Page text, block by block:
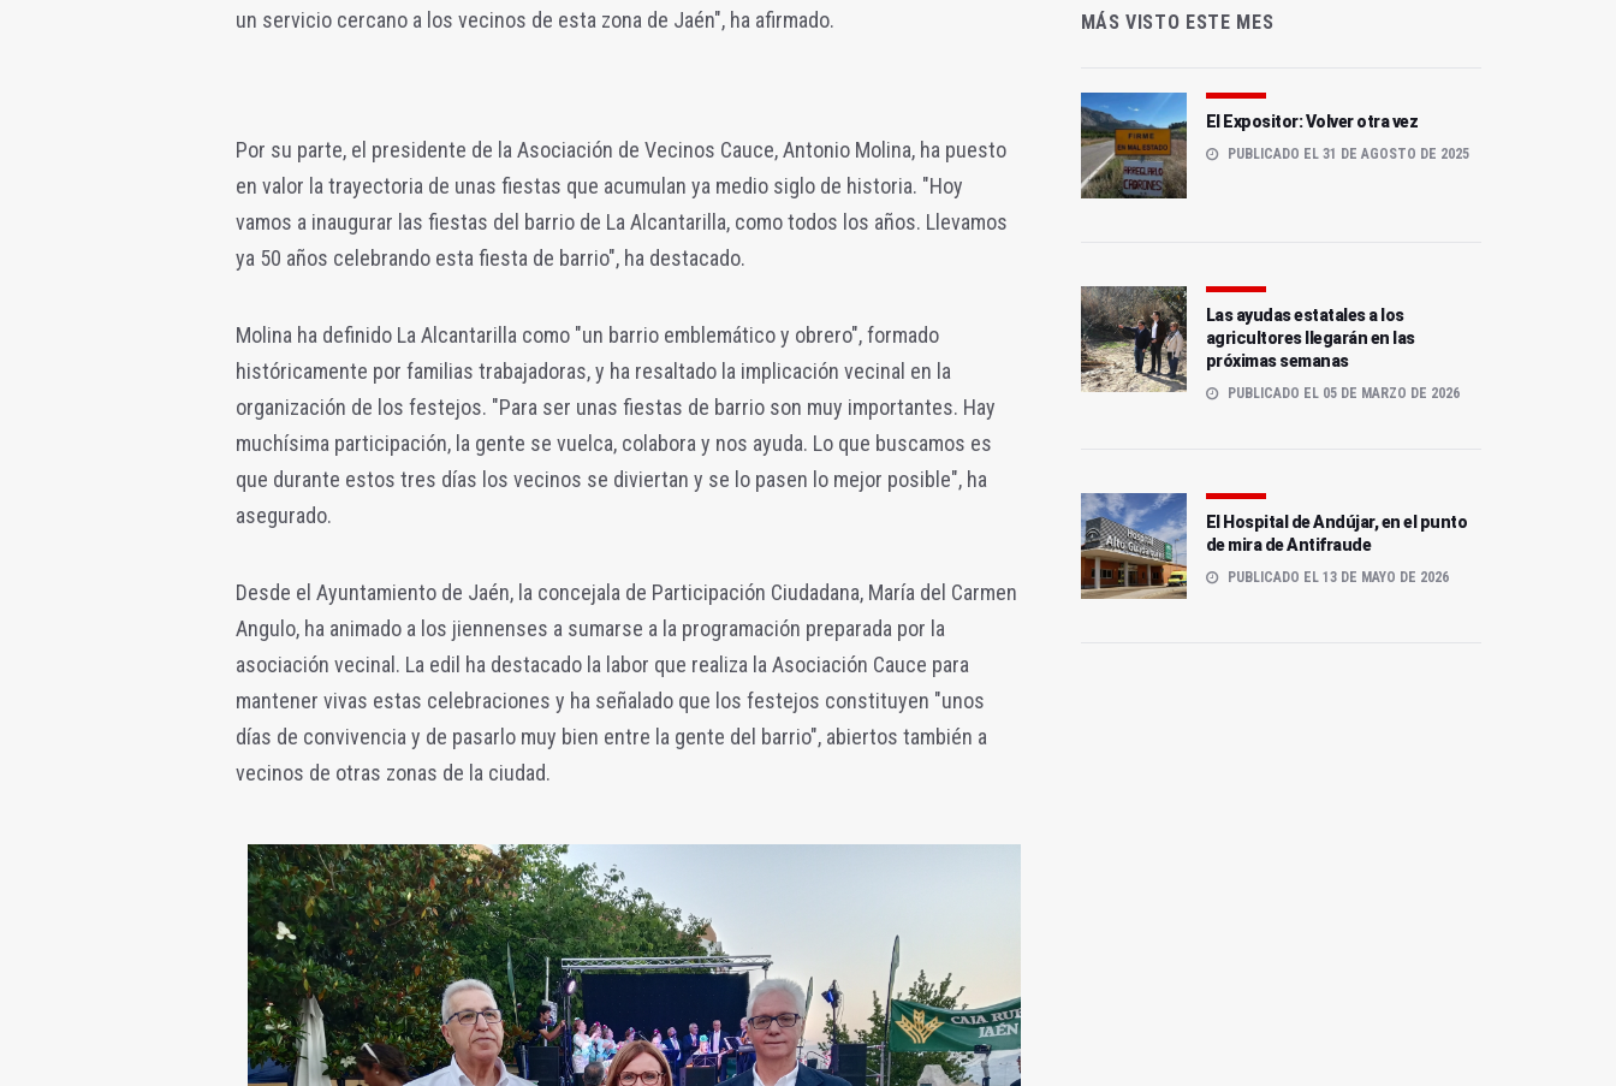
un servicio cercano a los vecinos de esta zona de Jaén", ha afirmado.
Por su parte, el presidente de la Asociación de Vecinos Cauce, Antonio Molina, ha puesto
en valor la trayectoria de unas fiestas que acumulan ya medio siglo de historia. "Hoy
vamos a inaugurar las fiestas del barrio de La Alcantarilla, como todos los años. Llevamos
ya 50 años celebrando esta fiesta de barrio", ha destacado.
Molina ha definido La Alcantarilla como "un barrio emblemático y obrero", formado
históricamente por familias trabajadoras, y ha resaltado la implicación vecinal en la
organización de los festejos. "Para ser unas fiestas de barrio son muy importantes. Hay
muchísima participación, la gente se vuelca, colabora y nos ayuda. Lo que buscamos es
que durante estos tres días los vecinos se diviertan y se lo pasen lo mejor posible", ha
asegurado.
Desde el Ayuntamiento de Jaén, la concejala de Participación Ciudadana, María del Carmen
Angulo, ha animado a los jiennenses a sumarse a la programación preparada por la
asociación vecinal. La edil ha destacado la labor que realiza la Asociación Cauce para
mantener vivas estas celebraciones y ha señalado que los festejos constituyen "unos
días de convivencia y de pasarlo muy bien entre la gente del barrio", abiertos también a
vecinos de otras zonas de la ciudad.
MÁS VISTO ESTE MES
El Expositor: Volver otra vez
PUBLICADO EL 31 DE AGOSTO DE 2025
Las ayudas estatales a los
agricultores llegarán en las
próximas semanas
PUBLICADO EL 05 DE MARZO DE 2026
El Hospital de Andújar, en el punto
de mira de Antifraude
PUBLICADO EL 13 DE MAYO DE 2026